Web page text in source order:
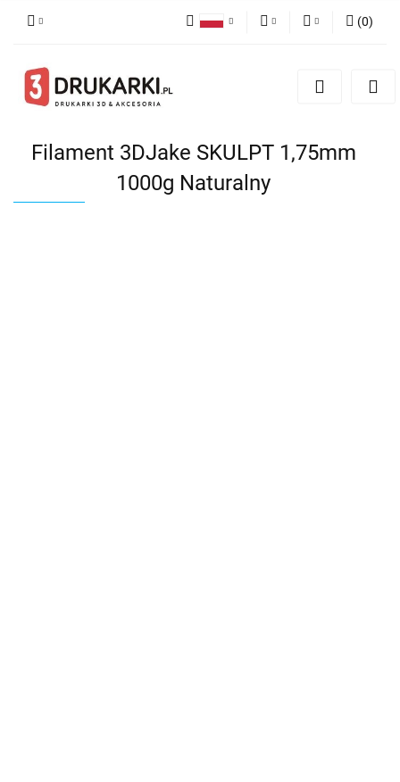
English
Zarejestruj się
(0)
Filament 3DJake SKULPT 1,75mm
1000g Naturalny